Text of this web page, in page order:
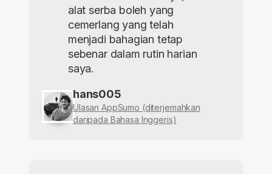
alat serba boleh yang
cemerlang yang telah
menjadi bahagian tetap
sebenar dalam rutin harian
saya.
hans005
Ulasan AppSumo (diterjemahkan
daripada Bahasa Inggeris)